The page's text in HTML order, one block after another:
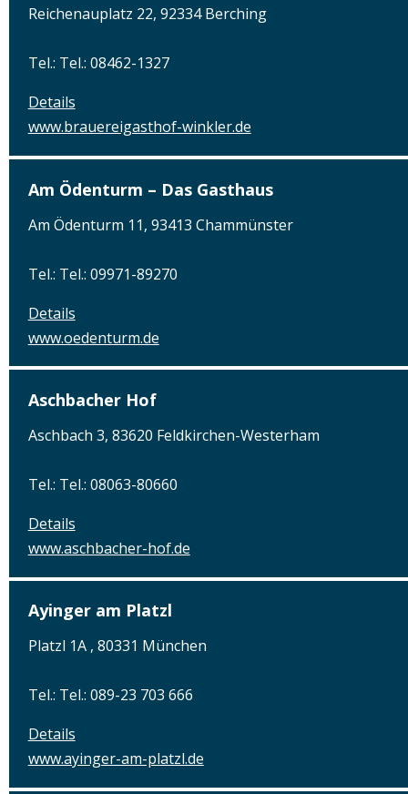
Reichenauplatz 22, 92334 Berching
Tel.: Tel.: 08462-1327
Details
www.brauereigasthof-winkler.de
Am Ödenturm – Das Gasthaus
Am Ödenturm 11, 93413 Chammünster
Tel.: Tel.: 09971-89270
Details
www.oedenturm.de
Aschbacher Hof
Aschbach 3, 83620 Feldkirchen-Westerham
Tel.: Tel.: 08063-80660
Details
www.aschbacher-hof.de
Ayinger am Platzl
Platzl 1A , 80331 München
Tel.: Tel.: 089-23 703 666
Details
www.ayinger-am-platzl.de